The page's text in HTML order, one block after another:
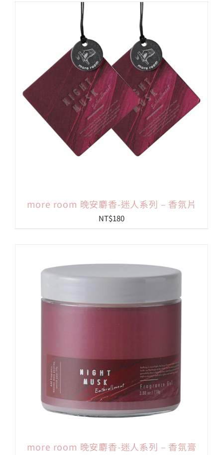
more room 晚安麝香-迷人系列 – 香氛片
NT$180
more room 晚安麝香-迷人系列 – 香氛膏